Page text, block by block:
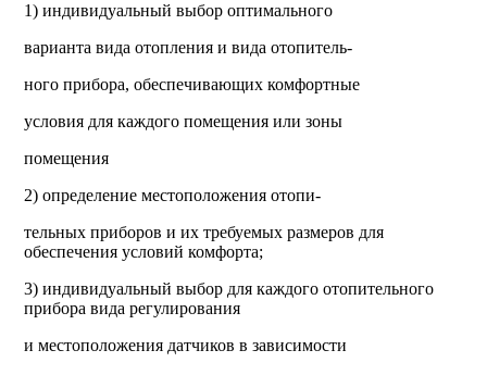
1) индивидуальный выбор оптимального
варианта вида отопления и вида отопитель-
ного прибора, обеспечивающих комфортные
условия для каждого помещения или зоны
помещения
2) определение местоположения отопи-
тельных приборов и их требуемых размеров для
обеспечения условий комфорта;
3) индивидуальный выбор для каждого отопительного
прибора вида регулирования
и местоположения датчиков в зависимости